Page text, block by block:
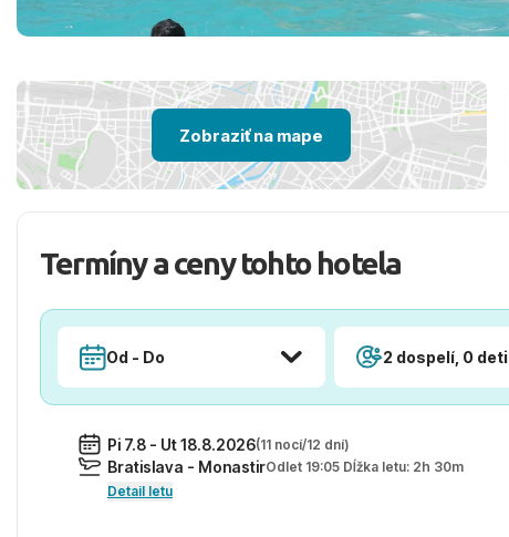
Zobraziť na mape
Termíny a ceny tohto hotela
Od - Do 2 dospelí, 0 deti
Pi 7.8 - Ut 18.8.2026(11 nocí/12 dní)
Bratislava - MonastirOdlet 19:05 Dĺžka letu: 2h 30m
Detail letu